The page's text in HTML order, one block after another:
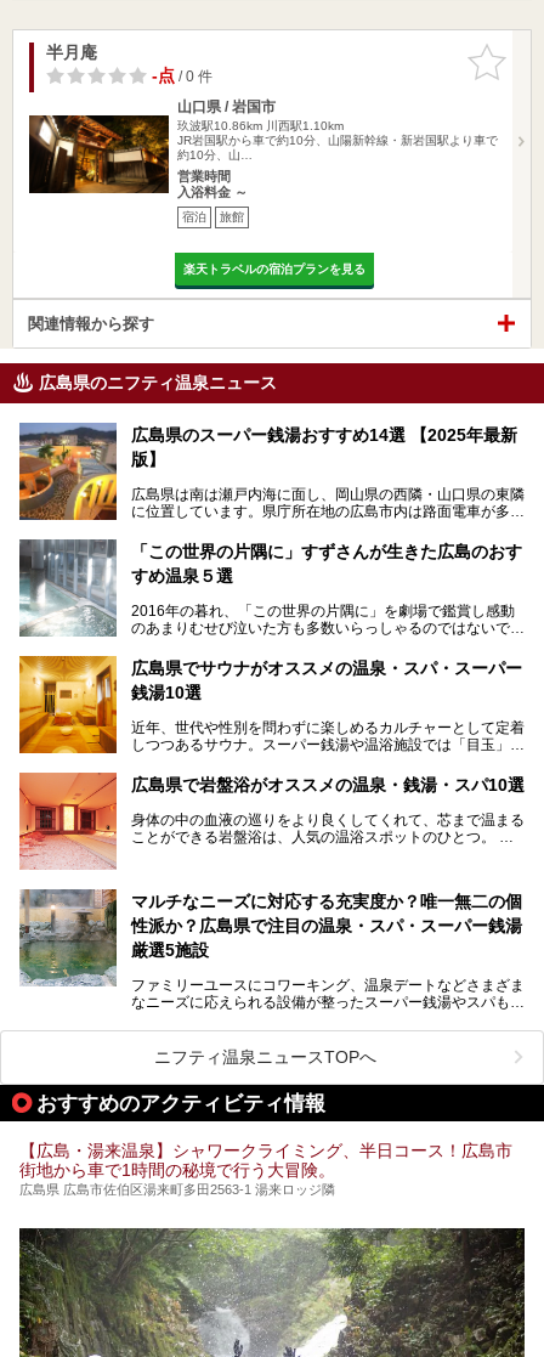
お気に入
りに追加
半月庵
-点/ 0 件
山口県 / 岩国市
玖波駅10.86km
川西駅1.10km
JR岩国駅から車で約10分、山陽新幹線・新岩国駅より車で
約10分、山…
営業時間
入浴料金 ～
宿泊 旅館
楽天トラベルの宿泊プランを見る
関連情報から探す
広島県のニフティ温泉ニュース
広島県のスーパー銭湯おすすめ14選 【2025年最新
版】
広島県は南は瀬戸内海に面し、岡山県の西隣・山口県の東隣
に位置しています。県庁所在地の広島市内は路面電車が多数
厳島神社と原爆ドームの2つの世界文化遺産があり、年間を
通して多数の観光客が訪れます。工業都市として栄えた呉市
や、坂の町・尾道市など、ゆっくり訪れたい町や観光スポッ
モン、全国にファンが多い広島風お好み焼きなどのグルメも
充実。
銭湯をご紹介します。
「この世界の片隅に」すずさんが生きた広島のおす
すめ温泉５選
2016年の暮れ、「この世界の片隅に」を劇場で鑑賞し感動
のあまりむせび泣いた方も多数いらっしゃるのではないでし
あの夏のヒロシマを生きた主人公すずさんの笑顔が、今もど
こかに輝きつづけていることをふと思い浮かべます。
そんな映画の舞台となった広島県呉市を中心に、広島のおす
広島県でサウナがオススメの温泉・スパ・スーパー
銭湯10選
近年、世代や性別を問わずに楽しめるカルチャーとして定着
しつつあるサウナ。スーパー銭湯や温浴施設では「目玉」と
わりと身体の内部を温めて発汗を促すサウナは、リフレッシ
ュ効果はもちろん、代謝が高まり健康や美容にも良い影響が
期待されます。今回はそんなサウナにこだわった、広島県内
のオススメ温泉・銭湯・スパ10ヶ所を紹介させていただき
ます。
広島県で岩盤浴がオススメの温泉・銭湯・スパ10選
身体の中の血液の巡りをより良くしてくれて、芯まで温まる
ことができる岩盤浴は、人気の温浴スポットのひとつ。
る、広島県でオススメの温泉・銭湯・スパをご紹介していき
ます！
マルチなニーズに対応する充実度か？唯一無二の個
性派か？広島県で注目の温泉・スパ・スーパー銭湯
厳選5施設
ファミリーユースにコワーキング、温泉デートなどさまざま
なニーズに応えられる設備が整ったスーパー銭湯やスパも、
いった個性が魅力の温泉も、どちらも充実している広島県。
今回は、そんな広島県にある温浴施設のなかから、筆者が
「一度訪ねてみたい」と気になっている魅力的な施設を5件
ピックアップして紹介します。
※2021/07/30時点の情報です。
ニフティ温泉ニュースTOPへ
おすすめのアクティビティ情報
【広島・湯来温泉】シャワークライミング、半日コース！広島市
街地から車で1時間の秘境で行う大冒険。
広島県 広島市佐伯区湯来町多田2563-1 湯来ロッジ隣